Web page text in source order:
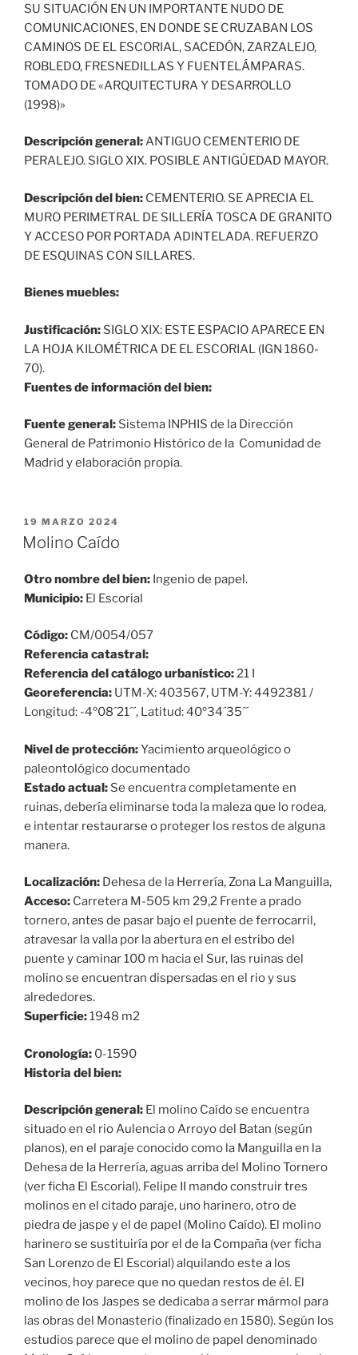
SU SITUACIÓN EN UN IMPORTANTE NUDO DE
COMUNICACIONES, EN DONDE SE CRUZABAN LOS
CAMINOS DE EL ESCORIAL, SACEDÓN, ZARZALEJO,
ROBLEDO, FRESNEDILLAS Y FUENTELÁMPARAS.
TOMADO DE «ARQUITECTURA Y DESARROLLO
(1998)»
Descripción general:ANTIGUO CEMENTERIO DE
PERALEJO. SIGLO XIX. POSIBLE ANTIGÜEDAD MAYOR.
Descripción del bien: CEMENTERIO. SE APRECIA EL
MURO PERIMETRAL DE SILLERÍA TOSCA DE GRANITO
Y ACCESO POR PORTADA ADINTELADA. REFUERZO
DE ESQUINAS CON SILLARES.
Bienes muebles:
Justificación: SIGLO XIX: ESTE ESPACIO APARECE EN
LA HOJA KILOMÉTRICA DE EL ESCORIAL (IGN 1860-
70).
Fuentes de información del bien:
Fuente general: Sistema INPHIS de la Dirección
General de Patrimonio Histórico de la Comunidad de
Madrid y elaboración propia.
PUBLICADO
EL
19 MARZO 2024
Molino Caído
Otro nombre del bien: Ingenio de papel.
Municipio: El Escorial
Código: CM/0054/057
Referencia catastral:
Referencia del catálogo urbanístico:21 I
Georeferencia: UTM-X: 403567, UTM-Y: 4492381 /
Longitud: -4º08´21´´, Latitud: 40º34´35´´
Nivel de protección:Yacimiento arqueológico o
paleontológico documentado
Estado actual: Se encuentra completamente en
ruinas, debería eliminarse toda la maleza que lo rodea,
e intentar restaurarse o proteger los restos de alguna
manera.
Localización: Dehesa de la Herrería, Zona La Manguilla,
Acceso: Carretera M-505 km 29,2 Frente a prado
tornero, antes de pasar bajo el puente de ferrocarril,
atravesar la valla por la abertura en el estribo del
puente y caminar 100 m hacia el Sur, las ruinas del
molino se encuentran dispersadas en el rio y sus
alrededores.
Superficie:1948 m2
Cronología: 0-1590
Historia del bien:
Descripción general: El molino Caído se encuentra
situado en el rio Aulencia o Arroyo del Batan (según
planos), en el paraje conocido como la Manguilla en la
Dehesa de la Herrería, aguas arriba del Molino Tornero
(ver ficha El Escorial). Felipe II mando construir tres
molinos en el citado paraje, uno harinero, otro de
piedra de jaspe y el de papel (Molino Caído). El molino
harinero se sustituiría por el de la Compaña (ver ficha
San Lorenzo de El Escorial) alquilando este a los
vecinos, hoy parece que no quedan restos de él. El
molino de los Jaspes se dedicaba a serrar mármol para
las obras del Monasterio (finalizado en 1580). Según los
estudios parece que el molino de papel denominado